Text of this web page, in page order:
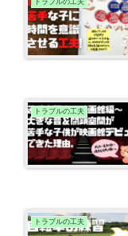
トラブルの工夫
トラブルの工夫